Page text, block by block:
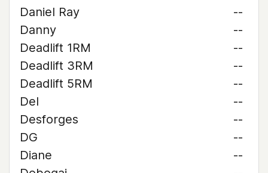
Daniel Ray
--
Danny
--
Deadlift 1RM
--
Deadlift 3RM
--
Deadlift 5RM
--
Del
--
Desforges
--
DG
--
Diane
--